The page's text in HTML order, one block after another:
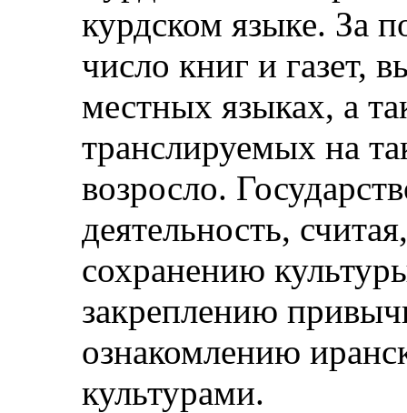
курдском языке. За
число книг и газет,
местных языках, а
транслируемых на
возросло.
деятельность,
сохранению
закреплению
ознакомлению
культурами.